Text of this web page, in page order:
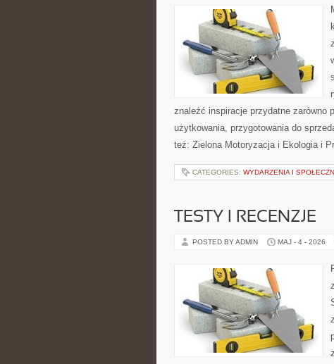
znaleźć inspiracje przydatne zarówno
użytkowania, przygotowania do
też: Zielona Motoryzacja i Ekologia i
CATEGORIES: WYDARZENIA I
TESTY I RECENZJE
POSTED BY ADMIN MAJ - 4 - 2026